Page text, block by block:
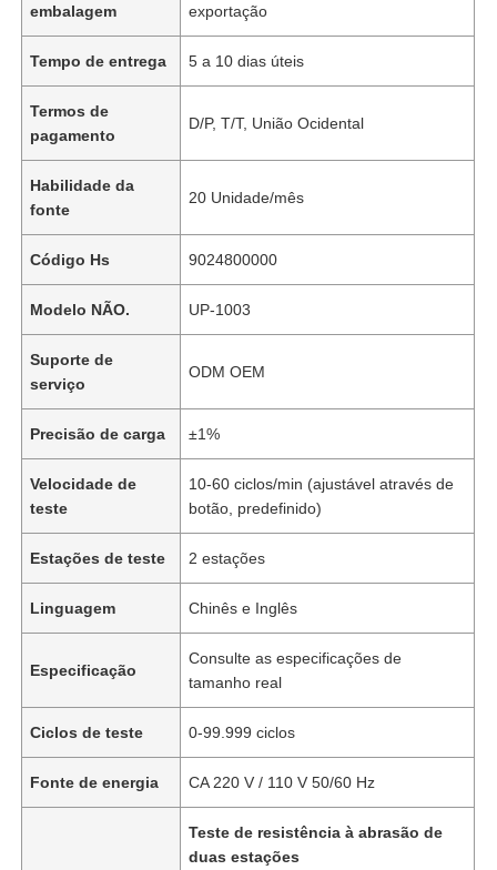
embalagem
exportação
Tempo de entrega 5 a 10 dias úteis
Termos de
pagamento
D/P, T/T, União Ocidental
Habilidade da
fonte
20 Unidade/mês
Código Hs 9024800000
Modelo NÃO. UP-1003
Suporte de
serviço
ODM OEM
Precisão de carga ±1%
Velocidade de
teste
10-60 ciclos/min (ajustável através de
botão, predefinido)
Estações de teste 2 estações
Linguagem Chinês e Inglês
Especificação
Consulte as especificações de
tamanho real
Ciclos de teste 0-99.999 ciclos
Fonte de energia CA 220 V / 110 V 50/60 Hz
Teste de resistência à abrasão de
duas estações